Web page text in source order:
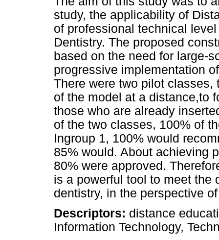
study, the applicability of
of professional technical
Dentistry. The proposed
based on the need for large-
progressive implementation
There were two pilot
of the model at a distance,to
those who are already
of the two classes, 100% of
Ingroup 1, 100% would
85% would. About achieving
80% were approved.
is a powerful tool to meet the
dentistry, in the perspective
Descriptors: distance
Information Technology,